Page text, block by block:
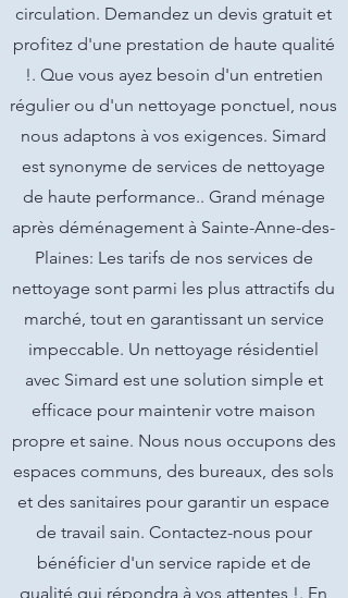
circulation. Demandez un devis gratuit et
profitez d'une prestation de haute qualité
!. Que vous ayez besoin d'un entretien
régulier ou d'un nettoyage ponctuel, nous
nous adaptons à vos exigences. Simard
est synonyme de services de nettoyage
de haute performance.. Grand ménage
après déménagement à Sainte-Anne-des-
Plaines: Les tarifs de nos services de
nettoyage sont parmi les plus attractifs du
marché, tout en garantissant un service
impeccable. Un nettoyage résidentiel
avec Simard est une solution simple et
efficace pour maintenir votre maison
propre et saine. Nous nous occupons des
espaces communs, des bureaux, des sols
et des sanitaires pour garantir un espace
de travail sain. Contactez-nous pour
bénéficier d'un service rapide et de
qualité qui répondra à vos attentes !. En